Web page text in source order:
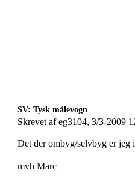
SV: Tysk målevogn
Skrevet af eg3104, 3/3-2009
Det der ombyg/selvbyg er jeg
mvh Marc